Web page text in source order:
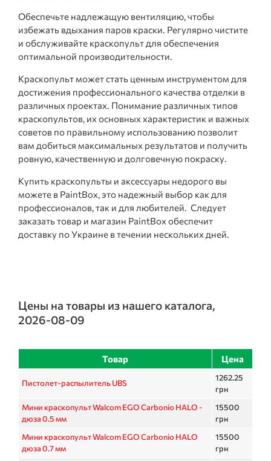
Обеспечьте надлежащую вентиляцию, чтобы
избежать вдыхания паров краски. Регулярно чистите
и обслуживайте краскопульт для обеспечения
оптимальной производительности.
Краскопульт может стать ценным инструментом для
достижения профессионального качества отделки в
различных проектах. Понимание различных типов
краскопультов, их основных характеристик и важных
советов по правильному использованию позволит
вам добиться максимальных результатов и получить
ровную, качественную и долговечную покраску.
Купить краскопульты и аксессуары недорого вы
можете в PaintBox, это надежный выбор как для
профессионалов, так и для любителей. Следует
заказать товар и магазин PaintBox обеспечит
доставку по Украине в течении нескольких дней.
Цены на товары из нашего каталога,
2026-08-09
Товар Цена
Пистолет-распылитель UBS
1262.25
грн
Мини краскопульт Walcom EGO Carbonio HALO -
дюза 0.5 мм
15500
грн
Мини краскопульт Walcom EGO Carbonio HALO
дюза 0.7 мм
15500
грн